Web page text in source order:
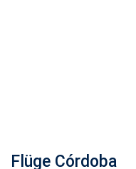
Flüge Córdoba